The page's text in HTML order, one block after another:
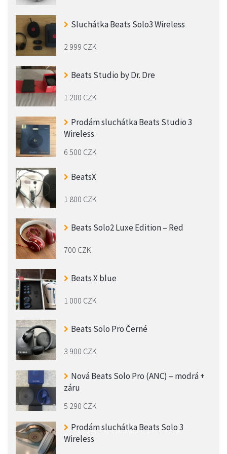
Sluchátka Beats Solo3 Wireless
2 999 CZK
Beats Studio by Dr. Dre
1 200 CZK
Prodám sluchátka Beats Studio 3
Wireless
6 500 CZK
BeatsX
1 800 CZK
Beats Solo2 Luxe Edition – Red
700 CZK
Beats X blue
1 000 CZK
Beats Solo Pro Černé
3 900 CZK
Nová Beats Solo Pro (ANC) – modrá +
záru
5 290 CZK
Prodám sluchátka Beats Solo 3
Wireless